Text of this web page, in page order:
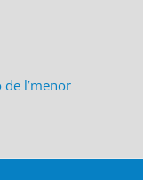
l’menor